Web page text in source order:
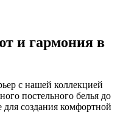
и гармония в
с нашей коллекцией
постельного белья до
создания комфортной